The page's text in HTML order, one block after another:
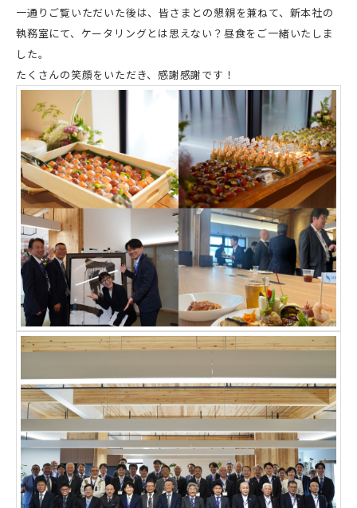
一通りご覧いただいた後は、皆さまとの懇親を兼ねて、新本社の
執務室にて、ケータリングとは思えない？昼食をご一緒いたしま
した。
たくさんの笑顔をいただき、感謝感謝です！